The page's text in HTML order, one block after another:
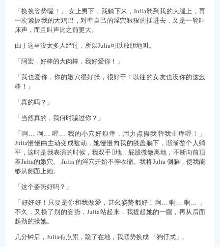
「换换姿势喔！」 女上男下，我躺下来，Julia骑到我的大腿上，再
一次紧握我的大鸡巴，对準自己的淫穴狠狠的插进去，又是一轮叫
床声，而且叫声比之前更大。
由于这里没太多人经过，所以Julia可以放胆地叫。
「阿宏，好棒的大肉棒，我好爱你！」
「我也爱你，你的嫩穴很好操，很好干！以往的女友也没你的这幺
棒！」
「真的吗？」
「当然真的，我何时骗过你？」
「啊… 啊… 喔… 我的小穴好痕痒，用力点操我替我止痒喔！」
Julia慢慢由主动变成被动，她慢慢向我的膝盖躺下，渐渐整个人躺
平，这时是我表演的时候，我双手地，屁股微微离地，不断向前顶
着Julia的嫩穴。 Julia 的淫穴开始不停收缩。我将Julia 侧躺，使我能
够从侧面上她。
「这个姿势好吗？」
「好好好！只要是你和我做爱，甚幺姿势都好！啊… 啊… 啊… 」
不久，又换了别的姿势，Julia站起来，我提起她的一腿，再从后面
起劲的操她。
几分钟后，Julia有点累，跪了在地，我顺势换成 「狗仔式」。